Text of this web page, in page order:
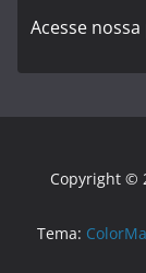
Acesse
Copyright ©
Tema: